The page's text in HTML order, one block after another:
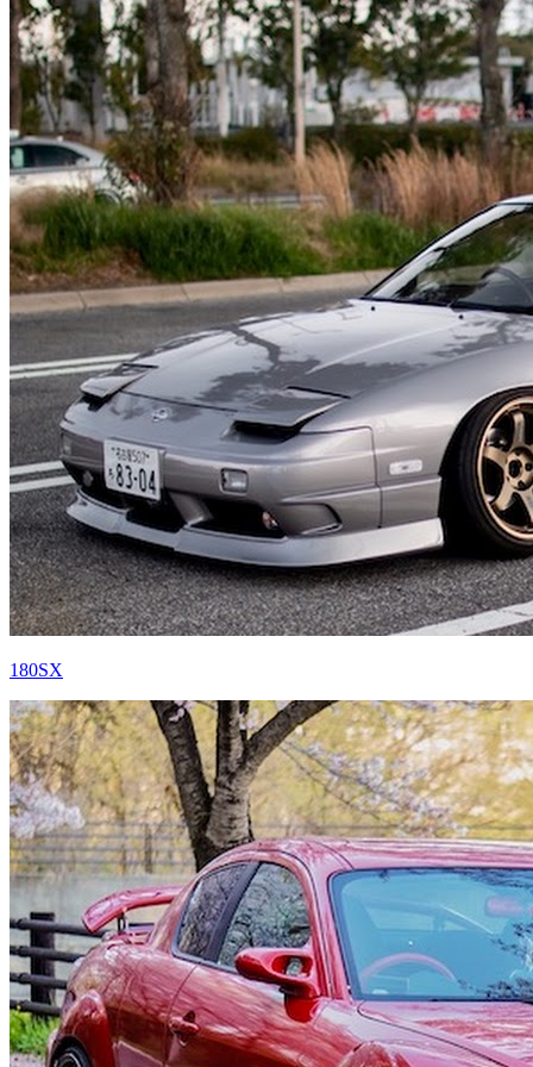
180SX